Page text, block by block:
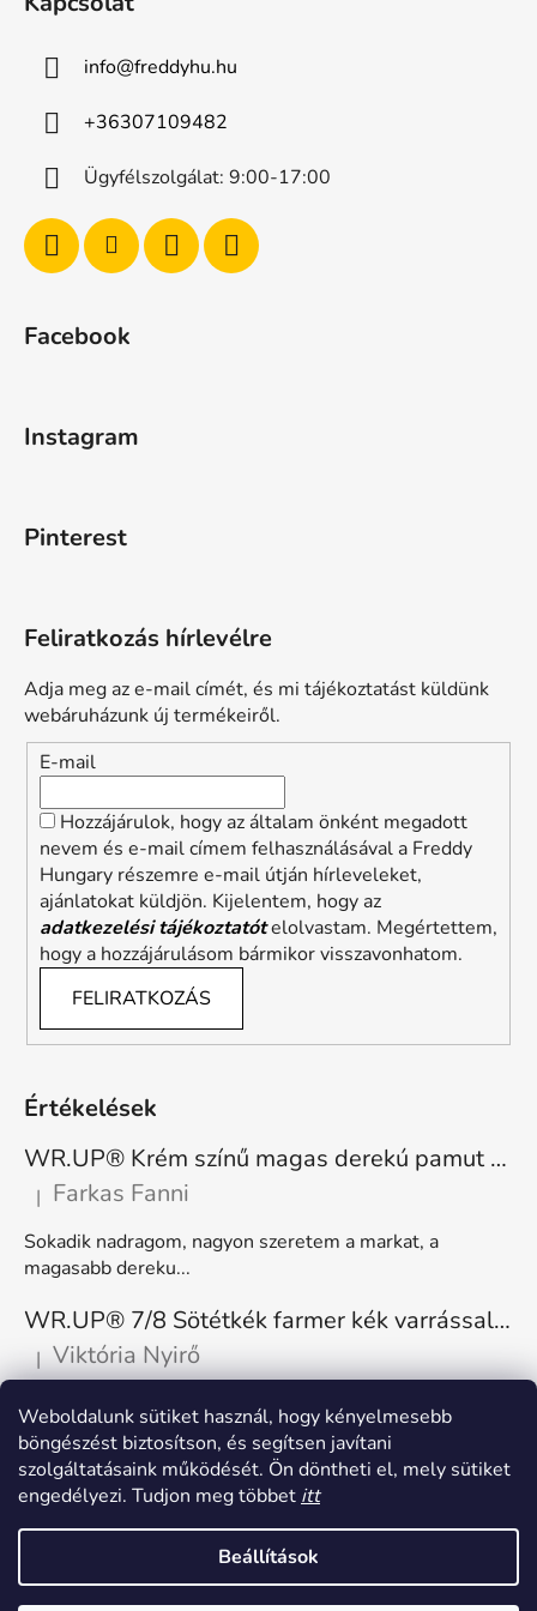
Weboldalunk sütiket használ, hogy kényelmesebb
böngészést biztosítson, és segítsen javítani
szolgáltatásaink működését. Ön döntheti el, mely sütiket
engedélyezi. Tudjon meg többet itt
Beállítások
info@freddyhu.hu
+36307109482
Ügyfélszolgálat: 9:00-17:00
Facebook
Instagram
Pinterest
Feliratkozás hírlevélre
Adja meg az e-mail címét, és mi tájékoztatást küldünk
webáruházunk új termékeiről.
E-mail
Hozzájárulok, hogy az általam önként megadott
nevem és e-mail címem felhasználásával a Freddy
Hungary részemre e-mail útján hírleveleket,
ajánlatokat küldjön. Kijelentem, hogy az
adatkezelési tájékoztatótelolvastam. Megértettem,
hogy a hozzájárulásom bármikor visszavonhatom.
FELIRATKOZÁS
Értékelések
WR.UP® Krém színű magas derekú pamut nadrág RE(MOVE) WRUP1HC001ORG, Z40
A termék értékelése 5-ből 5 csillag.
| Farkas Fanni
Sokadik nadragom, nagyon szeretem a markat, a
magasabb dereku...
WR.UP® 7/8 Sötétkék farmer kék varrással, superskinny RE(MOVE) WRUP4RC002ORG, J0B
A termék értékelése 5-ből 5 csillag.
| Viktória Nyirő
Nagyon kényelmes, rugalmas. Méretnek megfelelő.